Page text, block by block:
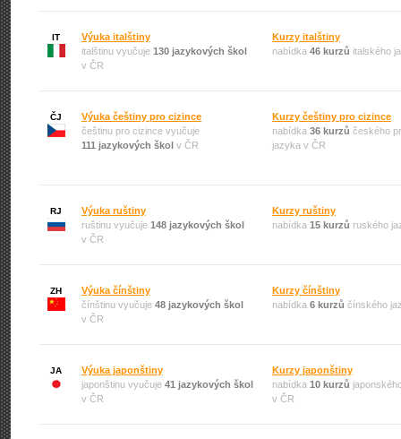
IT
Výuka italštiny
italštinu vyučuje 130 jazykových škol
v ČR
Kurzy italštiny
nabídka 46 kurzů italského
ČJ
Výuka češtiny pro cizince
češtinu pro cizince vyučuje
111 jazykových škol v ČR
Kurzy češtiny pro cizince
nabídka 36 kurzů českého
jazyka v ČR
RJ
Výuka ruštiny
ruštinu vyučuje 148 jazykových škol
v ČR
Kurzy ruštiny
nabídka 15 kurzů ruského
ZH
Výuka čínštiny
čínštinu vyučuje 48 jazykových škol
v ČR
Kurzy čínštiny
nabídka 6 kurzů čínského
JA
Výuka japonštiny
japonštinu vyučuje 41 jazykových škol
v ČR
Kurzy japonštiny
nabídka 10 kurzů
v ČR